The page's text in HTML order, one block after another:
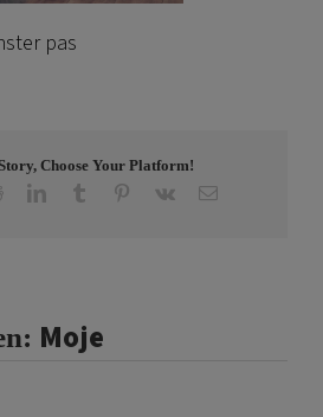
pas
Choose Your Platform!
RedditLinkedInTumblr Pinterest
Vk E-
Moje